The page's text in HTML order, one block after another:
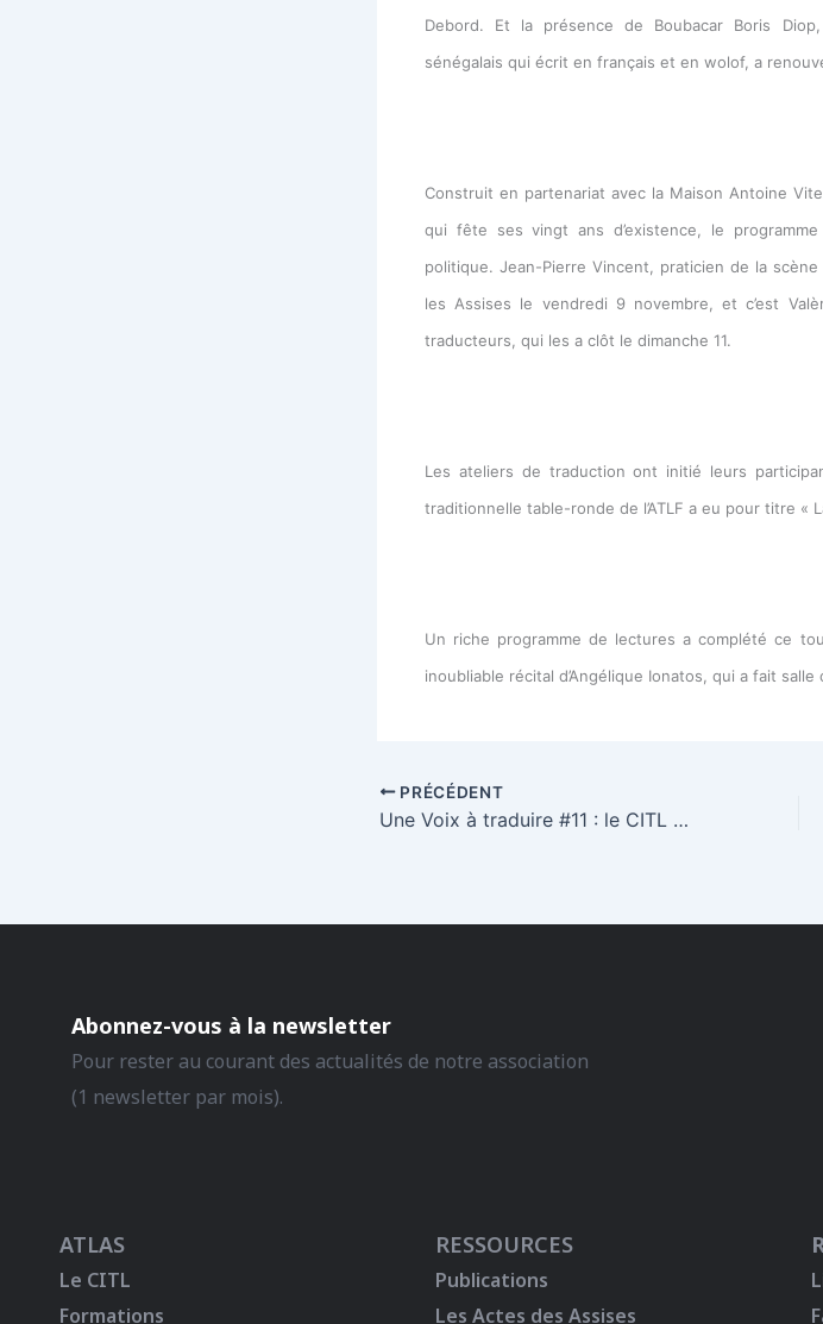
Debord. Et la présence de Boubacar Boris
sénégalais qui écrit en français et en wolof, a
Construit en partenariat avec la Maison Antoine
qui fête ses vingt ans d’existence, le
politique. Jean-Pierre Vincent, praticien de la
les Assises le vendredi 9 novembre, et c’est
traducteurs, qui les a clôt le dimanche 11.
Les ateliers de traduction ont initié leurs
traditionnelle table-ronde de l’ATLF a eu pour titre «
Un riche programme de lectures a complété ce
inoubliable récital d’Angélique Ionatos, qui a fait salle
PRÉCÉDENT
Une Voix à traduire #11 : le CITL reçoit Sylvain Prudhomme pour son roman « Là, avait dit Bahi »
Abonnez-vous à la newsletter
Pour rester au courant des actualités de notre association
(1 newsletter par mois).
ATLAS
Le CITL
Formations
RESSOURCES
Publications
Les Actes des Assises